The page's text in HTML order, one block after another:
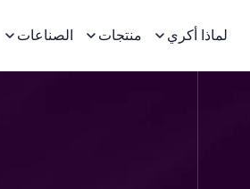
لماذا أكري منتجات الصناعات